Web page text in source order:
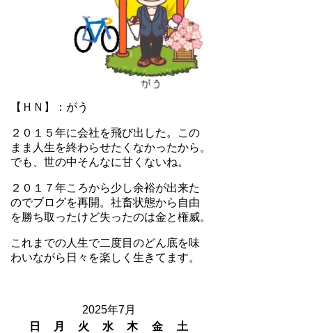
【ＨＮ】：がう
２０１５年に会社を飛び出した。この
まま人生を終わらせたくなかったから。
でも、世の中そんなに甘くないね。
２０１７年ころから少し余裕が出来た
のでブログを再開。社畜状態から自由
を勝ち取ったけど失ったのは金と権威。
これまでの人生で二度目のどん底を味
わいながら日々を楽しく生きてます。
2025年7月
日
月 火 水 木 金
土